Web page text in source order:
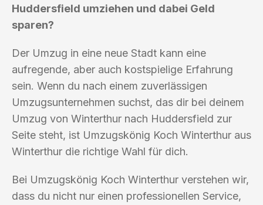
Huddersfield umziehen und dabei Geld
sparen?
Der Umzug in eine neue Stadt kann eine
aufregende, aber auch kostspielige Erfahrung
sein. Wenn du nach einem zuverlässigen
Umzugsunternehmen suchst, das dir bei deinem
Umzug von Winterthur nach Huddersfield zur
Seite steht, ist Umzugskönig Koch Winterthur aus
Winterthur die richtige Wahl für dich.
Bei Umzugskönig Koch Winterthur verstehen wir,
dass du nicht nur einen professionellen Service,